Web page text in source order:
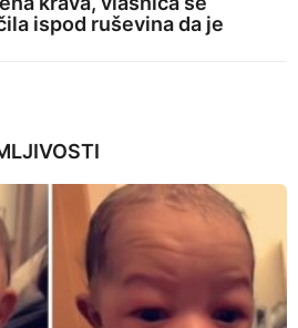
ispod ruševina da je